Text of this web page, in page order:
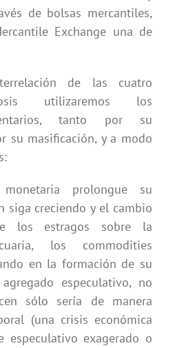
de bolsas mercantiles,
Exchange una de
de las cuatro
utilizaremos los
tanto por su
su masificación, y a modo
prolongue su
siga creciendo y el cambio
los estragos sobre la
los commodities
en la formación de su
especulativo, no
sólo sería de manera
(una crisis económica
especulativo exagerado o